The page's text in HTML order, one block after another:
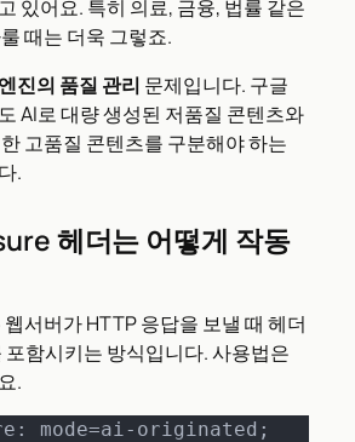
있어요. 특히 의료, 금융, 법률 같은
때는 더욱 그렇죠.
진의 품질 관리 문제입니다. 구글
AI로 대량 생성된 저품질 콘텐츠와
고품질 콘텐츠를 구분해야 하는
.
헤더는 어떻게 작동
서버가 HTTP 응답을 보낼 때 헤더
포함시키는 방식입니다. 사용법은
.
mode=ai-originated;